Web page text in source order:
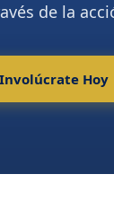
de la
Involúcrate Hoy